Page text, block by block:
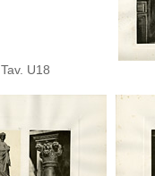
Tav. U18